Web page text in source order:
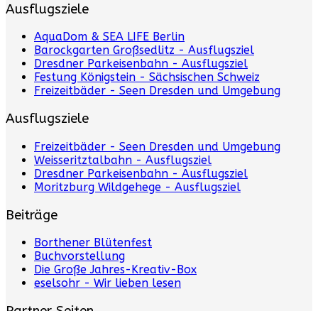
Ausflugsziele
AquaDom & SEA LIFE Berlin
Barockgarten Großsedlitz - Ausflugsziel
Dresdner Parkeisenbahn - Ausflugsziel
Festung Königstein - Sächsischen Schweiz
Freizeitbäder - Seen Dresden und Umgebung
Ausflugsziele
Freizeitbäder - Seen Dresden und Umgebung
Weisseritztalbahn - Ausflugsziel
Dresdner Parkeisenbahn - Ausflugsziel
Moritzburg Wildgehege - Ausflugsziel
Beiträge
Borthener Blütenfest
Buchvorstellung
Die Große Jahres-Kreativ-Box
eselsohr - Wir lieben lesen